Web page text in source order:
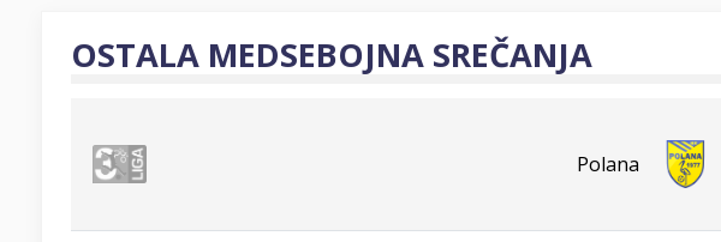
OSTALA MEDSEBOJNA SREČANJA
Polana